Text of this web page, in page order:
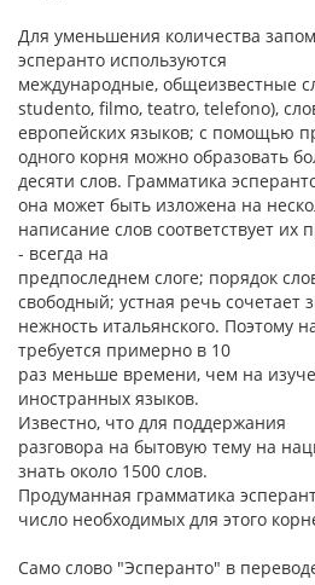
Для уменьшения количества
эсперанто используются
международные, общеизвестные
studento, filmo, teatro, telefono),
европейских языков; с помощью
одного корня можно образовать
десяти слов. Грамматика
она может быть изложена на
написание слов соответствует
- всегда на
предпоследнем слоге; порядок
свободный; устная речь сочетает
нежность итальянского. Поэтому
требуется примерно в 10
раз меньше времени, чем на
иностранных языков.
Известно, что для поддержания
разговора на бытовую тему на
знать около 1500 слов.
Продуманная грамматика
число необходимых для этого
Само слово "Эсперанто" в